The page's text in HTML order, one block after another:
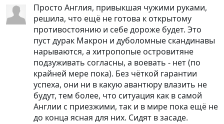
Просто Англия, привыкшая чужими руками,
решила, что ещё не готова к открытому
противостоянию и себе дороже будет. Это
пуст дурак Макрон и дуболомные скандинавы
нарываются, а хитропопые островитяне
подзуживать согласны, а воевать - нет (по
крайней мере пока). Без чёткой гарантии
успеха, они ни в какую авантюру влазить не
будут, тем более, что ситуация как в самой
Англии с приезжими, так и в мире пока ещё не
до конца ясная для них. Сидят в засаде.